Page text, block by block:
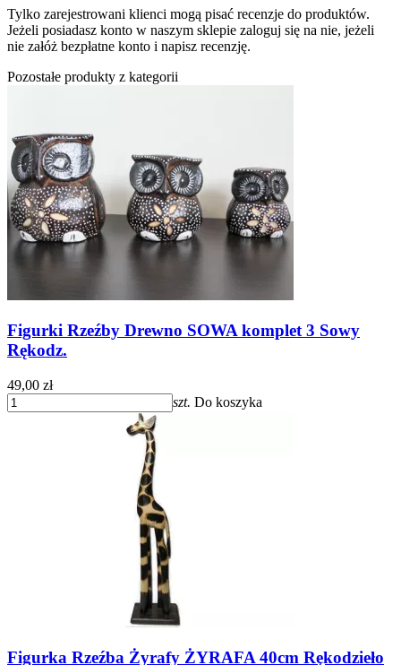
Tylko zarejestrowani klienci mogą pisać recenzje do produktów.
Jeżeli posiadasz konto w naszym sklepie zaloguj się na nie, jeżeli
nie załóż bezpłatne konto i napisz recenzję.
Pozostałe produkty z kategorii
Figurki Rzeźby Drewno SOWA komplet 3 Sowy
Rękodz.
49,00 zł
szt. Do koszyka
Figurka Rzeźba Żyrafy ŻYRAFA 40cm Rękodzieło